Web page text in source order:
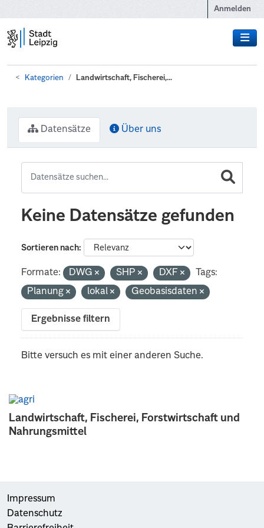
Anmelden
Kategorien Landwirtschaft, Fischerei,...
Landwirtschaft, Fischerei, Forstwirtschaft und
Nahrungsmittel
Datensätze Über uns
Keine Datensätze gefunden
Sortieren nach
Formate: DWG SHP DXF
Tags:
Planung
lokal Geobasisdaten
Ergebnisse filtern
Bitte versuch es mit einer anderen Suche.
Impressum
Datenschutz